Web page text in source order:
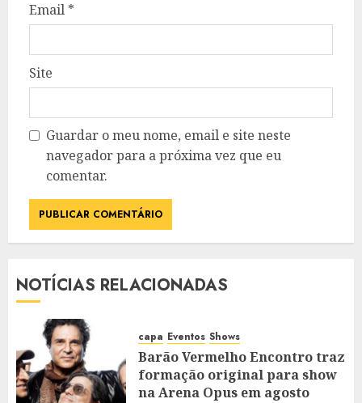
Email *
Site
Guardar o meu nome, email e site neste
navegador para a próxima vez que eu
comentar.
NOTÍCIAS RELACIONADAS
capa Eventos Shows
Barão Vermelho Encontro traz
formação original para show
na Arena Opus em agosto